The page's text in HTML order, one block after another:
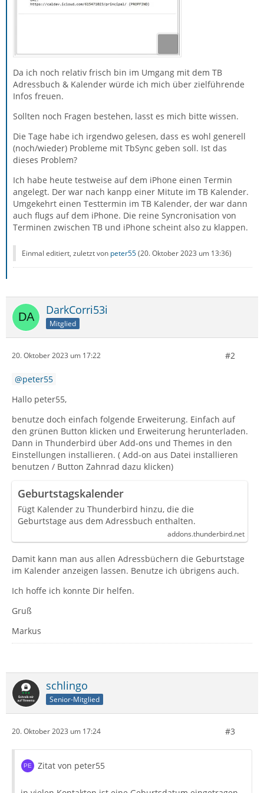
Da ich noch relativ frisch bin im Umgang mit dem TB
Adressbuch & Kalender würde ich mich über zielführende
Infos freuen.
Sollten noch Fragen bestehen, lasst es mich bitte wissen.
Die Tage habe ich irgendwo gelesen, dass es wohl generell
(noch/wieder) Probleme mit TbSync geben soll. Ist das
dieses Problem?
Ich habe heute testweise auf dem iPhone einen Termin
angelegt. Der war nach kanpp einer Mitute im TB Kalender.
Umgekehrt einen Testtermin im TB Kalender, der war dann
auch flugs auf dem iPhone. Die reine Syncronisation von
Terminen zwischen TB und iPhone scheint also zu klappen.
Einmal editiert, zuletzt von peter55(20. Oktober 2023 um 13:36)
DarkCorri53i
Mitglied
20. Oktober 2023 um 17:22 #2
peter55
Hallo peter55,
benutze doch einfach folgende Erweiterung. Einfach auf
den grünen Button klicken und Erweiterung herunterladen.
Dann in Thunderbird über Add-ons und Themes in den
Einstellungen installieren. ( Add-on aus Datei installieren
benutzen / Button Zahnrad dazu klicken)
Geburtstagskalender
Fügt Kalender zu Thunderbird hinzu, die die
Geburtstage aus dem Adressbuch enthalten.
addons.thunderbird.net
Damit kann man aus allen Adressbüchern die Geburtstage
im Kalender anzeigen lassen. Benutze ich übrigens auch.
Ich hoffe ich konnte Dir helfen.
Gruß
Markus
schlingo
Senior-Mitglied
20. Oktober 2023 um 17:24 #3
Zitat von peter55